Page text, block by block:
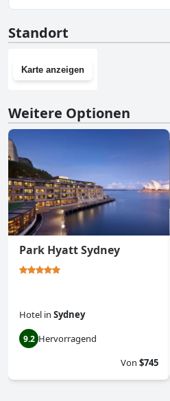
Standort
Karte anzeigen
Weitere Optionen
Park Hyatt Sydney
Hotel in Sydney
9.2 Hervorragend
Von $745